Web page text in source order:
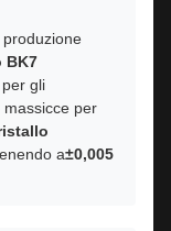
BK7
gli
per
a±0,005